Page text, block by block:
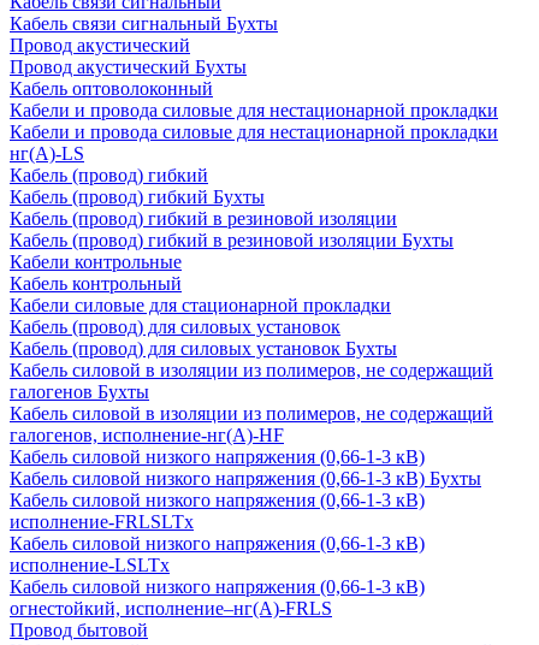
Кабель связи сигнальный Бухты
Провод акустический
Провод акустический Бухты
Кабель оптоволоконный
Кабели и провода силовые для нестационарной прокладки
Кабели и провода силовые для нестационарной прокладки
нг(А)-LS
Кабель (провод) гибкий
Кабель (провод) гибкий Бухты
Кабель (провод) гибкий в резиновой изоляции
Кабель (провод) гибкий в резиновой изоляции Бухты
Кабели контрольные
Кабель контрольный
Кабели силовые для стационарной прокладки
Кабель (провод) для силовых установок
Кабель (провод) для силовых установок Бухты
Кабель силовой в изоляции из полимеров, не содержащий
галогенов Бухты
Кабель силовой в изоляции из полимеров, не содержащий
галогенов, исполнение-нг(А)-HF
Кабель силовой низкого напряжения (0,66-1-3 кВ)
Кабель силовой низкого напряжения (0,66-1-3 кВ) Бухты
Кабель силовой низкого напряжения (0,66-1-3 кВ)
исполнение-FRLSLTx
Кабель силовой низкого напряжения (0,66-1-3 кВ)
исполнение-LSLTx
Кабель силовой низкого напряжения (0,66-1-3 кВ)
огнестойкий, исполнение–нг(А)-FRLS
Провод бытовой